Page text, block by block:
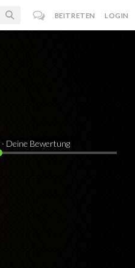
BEITRETEN LOGIN
· Deine Bewertung